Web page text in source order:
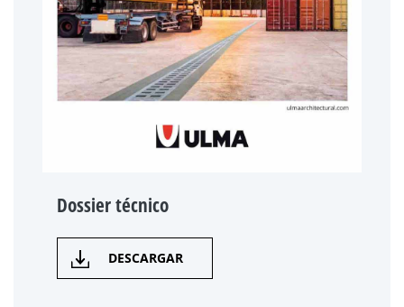
Dossier técnico
DESCARGAR